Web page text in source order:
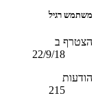
משתמש רגיל
הצטרף ב
22/9/18
הודעות
215